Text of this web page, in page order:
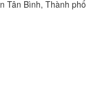
Tân Bình, Thành phố